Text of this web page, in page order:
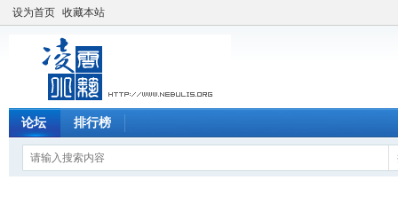
设为首页 收藏本站
论坛 排行榜